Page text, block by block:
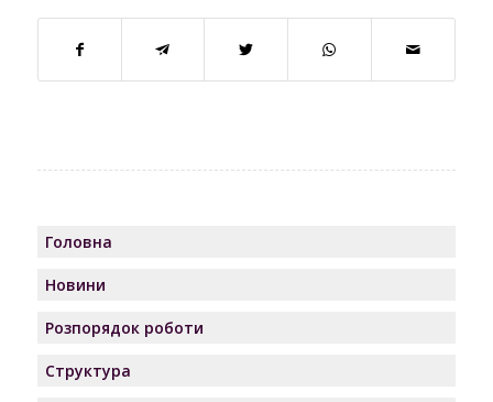
Головна
Новини
Розпорядок роботи
Структура